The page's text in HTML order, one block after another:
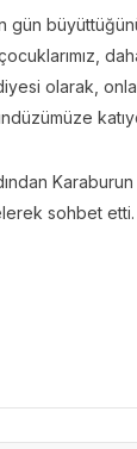
gün
olarak,
sohbet etti.